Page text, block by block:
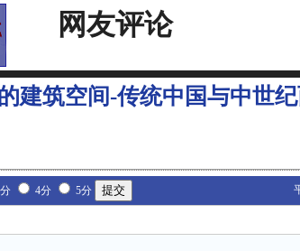
网友评论
建筑空间-传统中国与中世
4分 5分